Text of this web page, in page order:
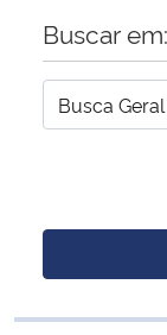
Buscar em: